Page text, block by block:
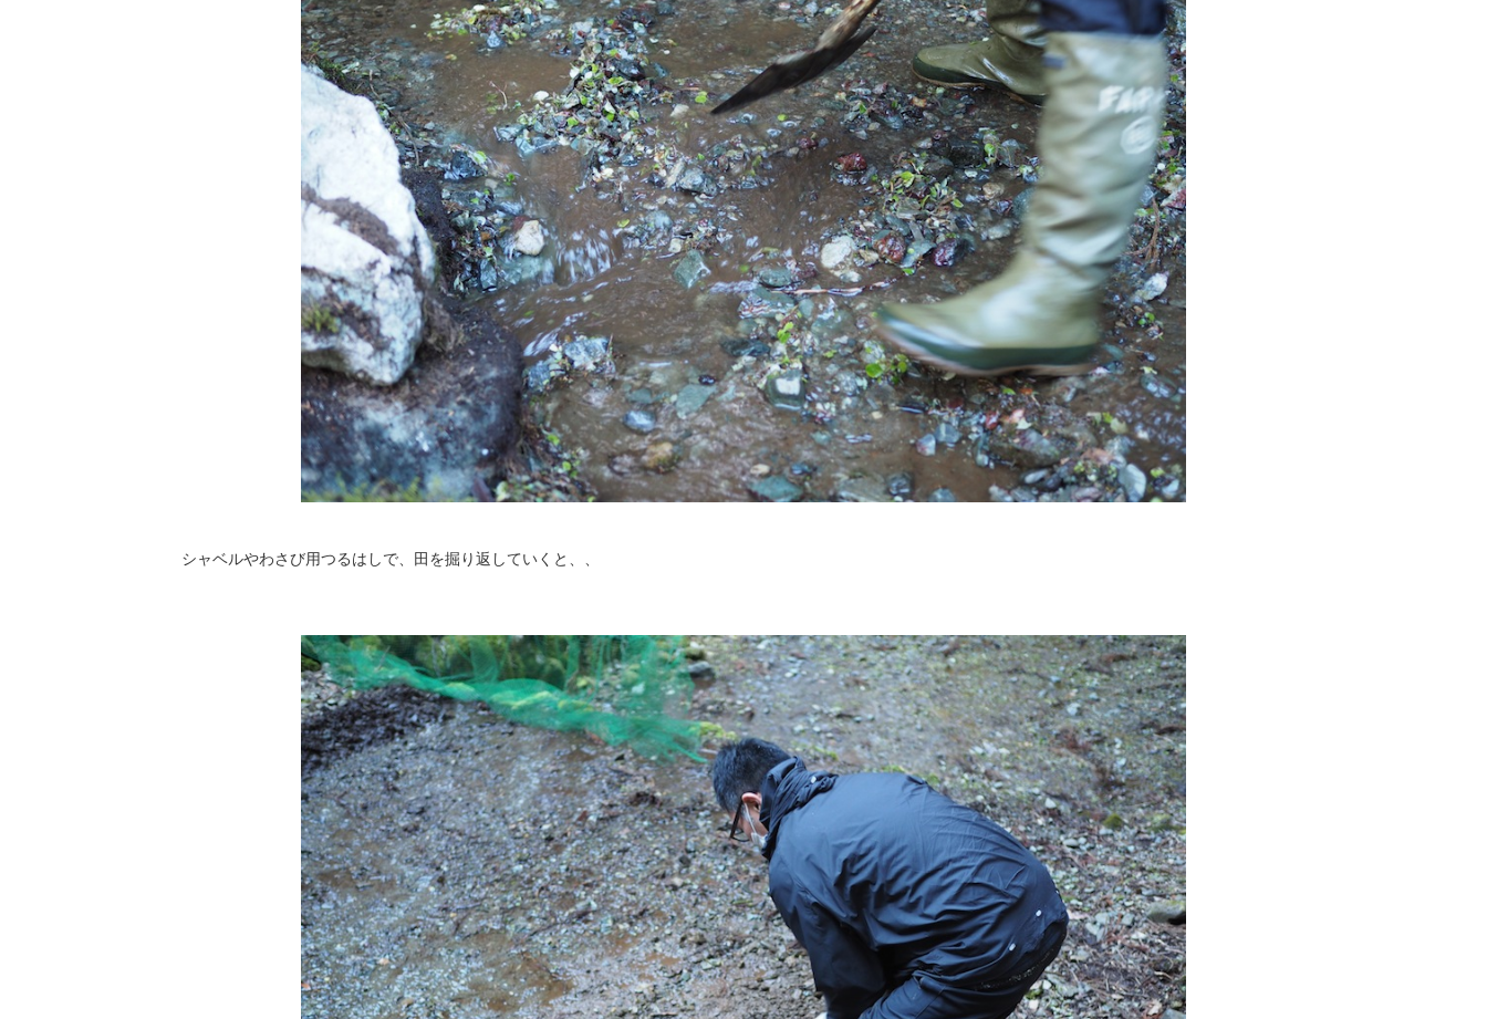
シャベルやわさび用つるはしで、田を掘り返していくと、、